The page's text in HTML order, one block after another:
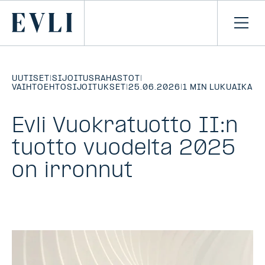
Primary
Avaa
UUTISET |SIJOITUSRAHASTOT |
VAIHTOEHTOSIJOITUKSET |25.06.2026 |1 MIN LUKUAIKA
Evli Vuokratuotto II:n
tuotto vuodelta 2025
on irronnut